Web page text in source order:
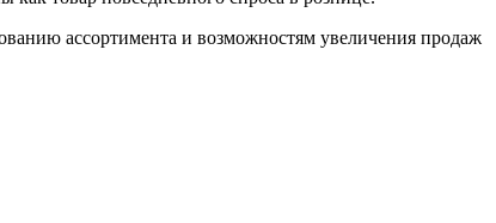
ассортимента и возможностям увеличения продаж